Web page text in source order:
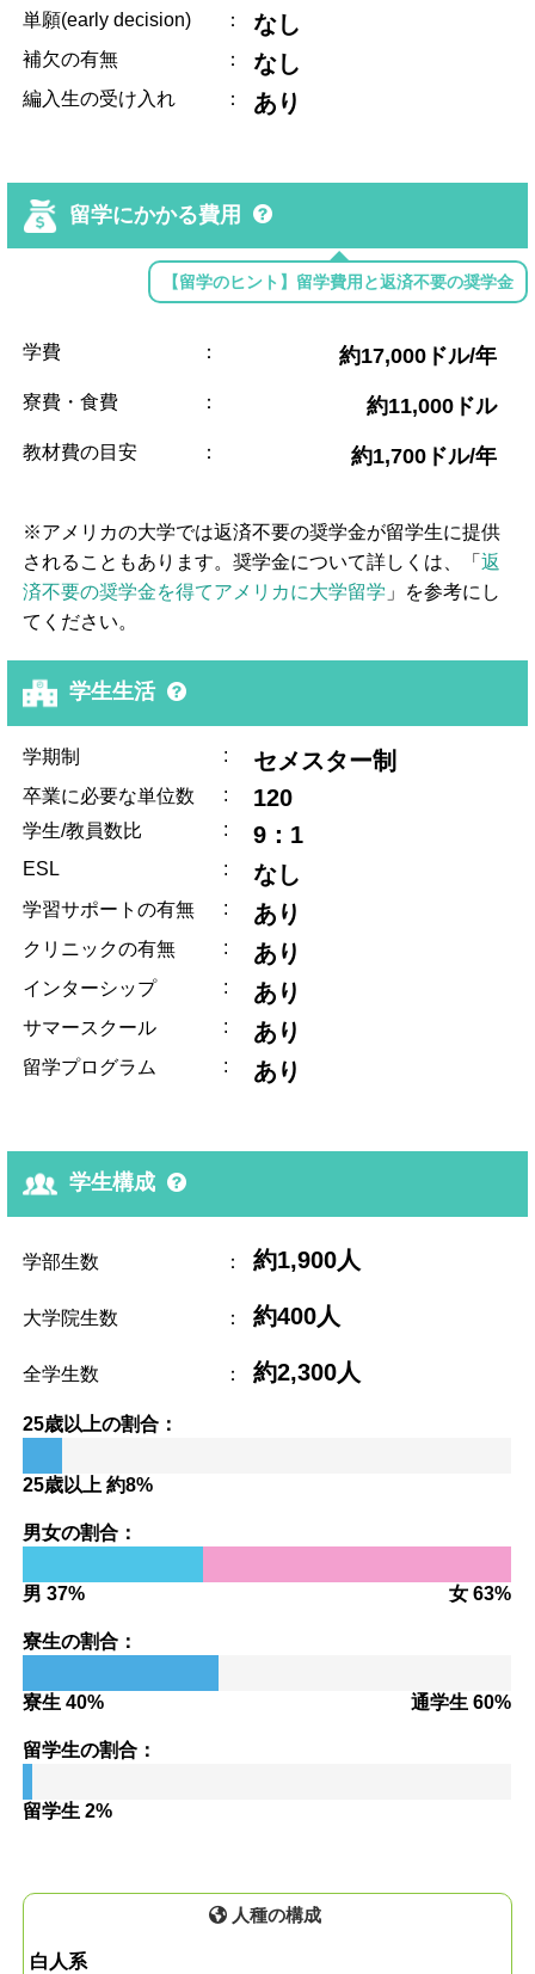
単願(early decision) ： なし
補欠の有無 ： なし
編入生の受け入れ ： あり
留学にかかる費用
【留学のヒント】留学費用と返済不要の奨学金
学費 ： 約17,000ドル/年
寮費・食費 ： 約11,000ドル
教材費の目安 ： 約1,700ドル/年
※アメリカの大学では返済不要の奨学金が留学生に提供
されることもあります。奨学金について詳しくは、「返
済不要の奨学金を得てアメリカに大学留学 」を参考にし
てください。
学生生活
学期制 : セメスター制
卒業に必要な単位数 : 120
学生/教員数比 : 9：1
ESL : なし
学習サポートの有無 : あり
クリニックの有無 : あり
インターシップ : あり
サマースクール : あり
留学プログラム : あり
学生構成
学部生数 ： 約1,900人
大学院生数 ： 約400人
全学生数 ： 約2,300人
25歳以上の割合：
25歳以上 約8%
男女の割合：
男 37% 女 63%
寮生の割合：
寮生 40% 通学生 60%
留学生の割合：
留学生 2%
人種の構成
白人系